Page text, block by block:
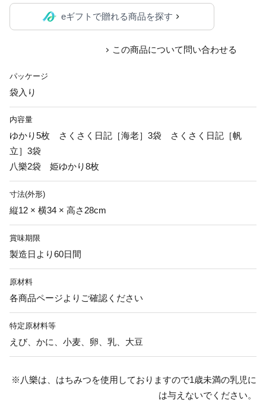
eギフトで贈れる商品を探す
この商品について問い合わせる
パッケージ
袋入り
内容量
ゆかり5枚 さくさく日記［海老］3袋 さくさく日記［帆
立］3袋
八樂2袋 姫ゆかり8枚
寸法(外形)
縦12 × 横34 × 高さ28cm
賞味期限
製造日より60日間
原材料
各商品ページよりご確認ください
特定原材料等
えび、かに、小麦、卵、乳、大豆
※八樂は、はちみつを使用しておりますので1歳未満の乳児に
は与えないでください。